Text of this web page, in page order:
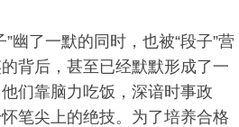
了一默的同时，也被“段子”营
背后，甚至已经默默形成了一
们靠脑力吃饭，深谙时事政
笔尖上的绝技。为了培养合格